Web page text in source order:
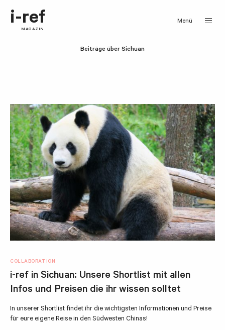
i-ref
MAGAZIN
Menü
Beiträge über Sichuan
COLLABORATION
i-ref in Sichuan: Unsere Shortlist mit allen
Infos und Preisen die ihr wissen solltet
In unserer Shortlist findet ihr die wichtigsten Informationen und Preise
für eure eigene Reise in den Südwesten Chinas!